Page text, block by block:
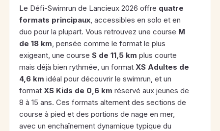
Le Défi-Swimrun de Lancieux 2026 offre quatre
formats principaux, accessibles en solo et en
duo pour la plupart. Vous retrouvez une course M
de 18 km, pensée comme le format le plus
exigeant, une course S de 11,5 km plus courte
mais déjà bien rythmée, un format XS Adultes de
4,6 km idéal pour découvrir le swimrun, et un
format XS Kids de 0,6 km réservé aux jeunes de
8 à 15 ans. Ces formats alternent des sections de
course à pied et des portions de nage en mer,
avec un enchaînement dynamique typique du